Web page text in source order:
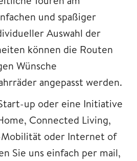
und spaßiger
Auswahl der
können die Routen
Wünsche
angepasst werden.
up oder eine Initiative
Connected Living,
Mobilität oder Internet of
Sie uns einfach per mail,